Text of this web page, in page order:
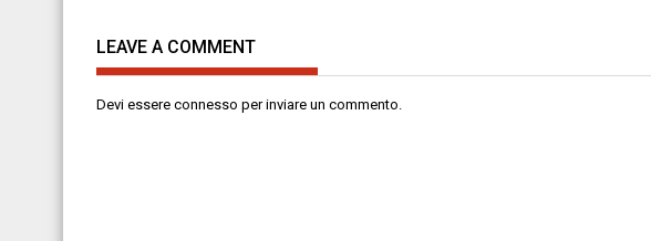
LEAVE A COMMENT
Devi essere connesso per inviare un commento.